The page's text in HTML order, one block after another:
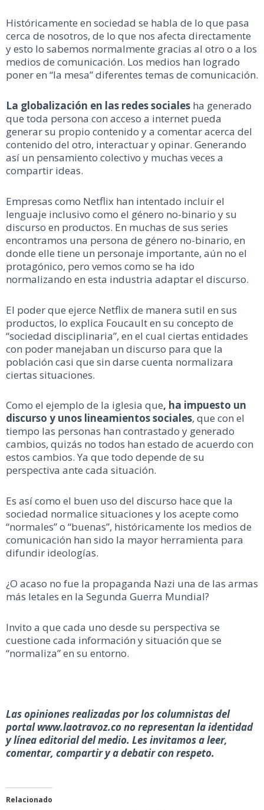
Históricamente en sociedad se habla de lo que pasa
cerca de nosotros, de lo que nos afecta directamente
y esto lo sabemos normalmente gracias al otro o a los
medios de comunicación. Los medios han logrado
poner en “la mesa” diferentes temas de comunicación.
La globalización en las redes sociales ha generado
que toda persona con acceso a internet pueda
generar su propio contenido y a comentar acerca del
contenido del otro, interactuar y opinar. Generando
así un pensamiento colectivo y muchas veces a
compartir ideas.
Empresas como Netflix han intentado incluir el
lenguaje inclusivo como el género no-binario y su
discurso en productos. En muchas de sus series
encontramos una persona de género no-binario, en
donde elle tiene un personaje importante, aún no el
protagónico, pero vemos como se ha ido
normalizando en esta industria adaptar el discurso.
El poder que ejerce Netflix de manera sutil en sus
productos, lo explica Foucault en su concepto de
“sociedad disciplinaria”, en el cual ciertas entidades
con poder manejaban un discurso para que la
población casi que sin darse cuenta normalizara
ciertas situaciones.
Como el ejemplo de la iglesia que, ha impuesto un
discurso y unos lineamientos sociales, que con el
tiempo las personas han contrastado y generado
cambios, quizás no todos han estado de acuerdo con
estos cambios. Ya que todo depende de su
perspectiva ante cada situación.
Es así como el buen uso del discurso hace que la
sociedad normalice situaciones y los acepte como
“normales” o “buenas”, históricamente los medios de
comunicación han sido la mayor herramienta para
difundir ideologías.
¿O acaso no fue la propaganda Nazi una de las armas
más letales en la Segunda Guerra Mundial?
Invito a que cada uno desde su perspectiva se
cuestione cada información y situación que se
“normaliza” en su entorno.
Las opiniones realizadas por los columnistas del
portal www.laotravoz.co no representan la identidad
y línea editorial del medio. Les invitamos a leer,
comentar, compartir y a debatir con respeto.
Relacionado